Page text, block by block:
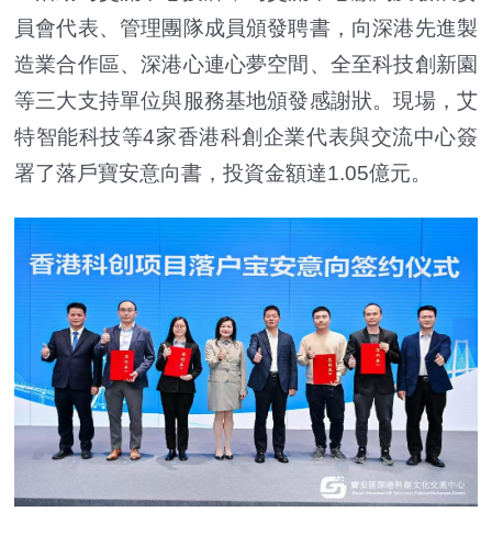
員會代表、管理團隊成員頒發聘書，向深港先進製
造業合作區、深港心連心夢空間、全至科技創新園
等三大支持單位與服務基地頒發感謝狀。現場，艾
特智能科技等4家香港科創企業代表與交流中心簽
署了落戶寶安意向書，投資金額達1.05億元。